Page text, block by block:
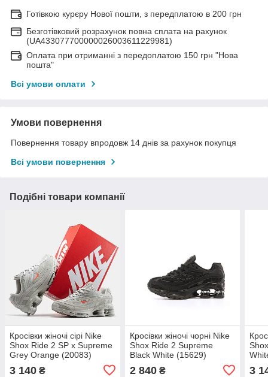
Готівкою курєру Нової пошти, з передплатою в 200 грн
Безготівковий розрахунок повна сплата на рахунок
(UA433077700000026003611229981)
Оплата при отриманні з передоплатою 150 грн "Нова
пошта"
Всі умови оплати
Умови повернення
Повернення товару впродовж 14 днів за рахунок покупця
Всі умови повернення
Подібні товари компанії
Кросівки жіночі сірі Nike
Shox Ride 2 SP x Supreme
Grey Orange (20083)
3 140 ₴
Кросівки жіночі чорні Nike
Shox Ride 2 Supreme
Black White (15629)
2 840₴ 3